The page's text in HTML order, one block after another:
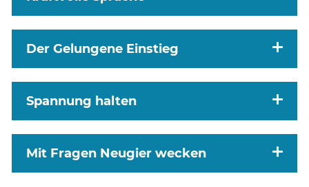
Der Gelungene Einstieg
Spannung halten
Mit Fragen Neugier wecken